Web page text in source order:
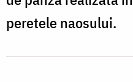
peretele naosului.